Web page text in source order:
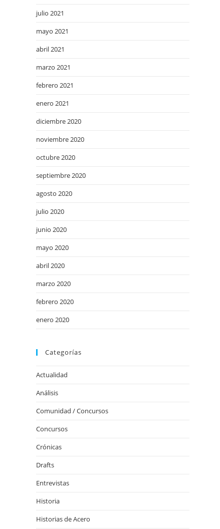
julio 2021
mayo 2021
abril 2021
marzo 2021
febrero 2021
enero 2021
diciembre 2020
noviembre 2020
octubre 2020
septiembre 2020
agosto 2020
julio 2020
junio 2020
mayo 2020
abril 2020
marzo 2020
febrero 2020
enero 2020
Categorías
Actualidad
Análisis
Comunidad / Concursos
Concursos
Crónicas
Drafts
Entrevistas
Historia
Historias de Acero